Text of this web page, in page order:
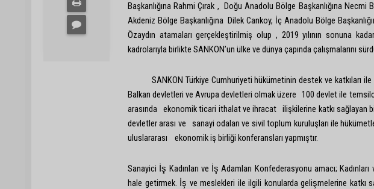
Başkanlığına Rahmi Çırak , Doğu Anadolu Bölge Başkanlığına
Akdeniz Bölge Başkanlığına Dilek Cankoy, İç Anadolu Bölge
Özaydın atamaları gerçekleştirilmiş olup , 2019 yılının sonuna
kadrolarıyla birlikte SANKON’un ülke ve dünya çapında çalışmalarını
SANKON Türkiye Cumhuriyeti hükümetinin destek ve katkıları ile
Balkan devletleri ve Avrupa devletleri olmak üzere 100 devlet ile
arasında ekonomik ticari ithalat ve ihracat ilişkilerine katkı sağlayan
devletler arası ve sanayi odaları ve sivil toplum kuruluşları ile
uluslararası ekonomik iş birliği konferansları yapmıştır.
Sanayici İş Kadınları ve İş Adamları Konfederasyonu amacı;
hale getirmek. İş ve meslekleri ile ilgili konularda gelişmelerine katkı